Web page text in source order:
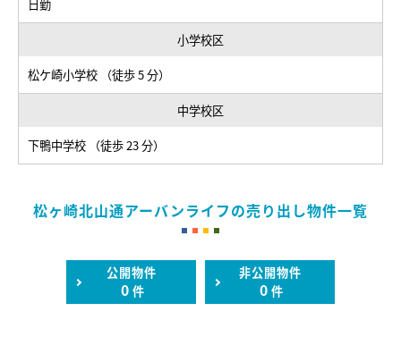
日勤
小学校区
松ケ崎小学校 （徒歩 5 分）
中学校区
下鴨中学校 （徒歩 23 分）
松ヶ崎北山通アーバンライフの売り出し物件一覧
公開物件
0 件
非公開物件
0 件